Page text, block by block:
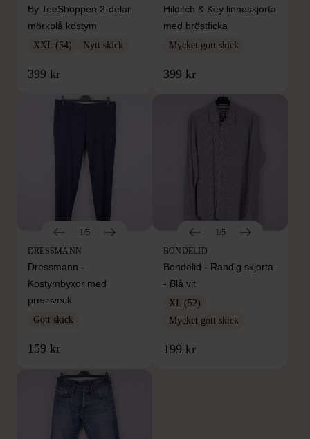
By TeeShoppen 2-delar
mörkblå kostym
XXL (54) Nytt skick
399 kr
Hilditch & Key linneskjorta
med bröstficka
Mycket gott skick
399 kr
1/5
DRESSMANN
Dressmann -
Kostymbyxor med
pressveck
Gott skick
159 kr
1/5
BONDELID
Bondelid - Randig skjorta
- Blå vit
XL (52)
Mycket gott skick
199 kr